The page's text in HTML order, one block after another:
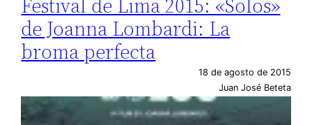
Festival de Lima 2015: «Solos»
de Joanna Lombardi: La
broma perfecta
18 de agosto de 2015
Juan José Beteta